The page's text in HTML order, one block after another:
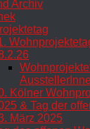
Archiv
Kölner
& Tag der
März 2025